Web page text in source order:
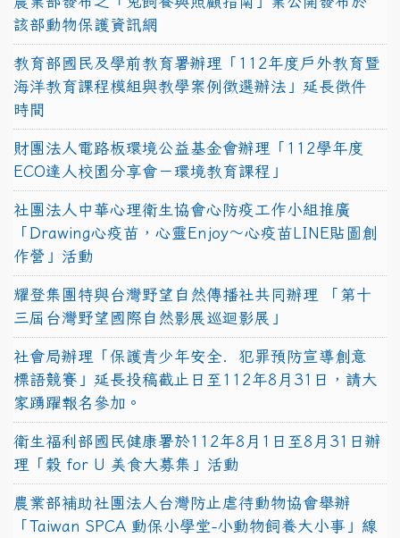
該部動物保護資訊網
教育部國民及學前教育署辦理「112年度戶外教育暨
海洋教育課程模組與教學案例徵選辦法」延長徵件
時間
財團法人電路板環境公益基金會辦理「112學年度
ECO達人校園分享會－環境教育課程」
社團法人中華心理衛生協會心防疫工作小組推廣
「Drawing心疫苗，心靈Enjoy〜心疫苗LINE貼圖創
作營」活動
耀登集團特與台灣野望自然傳播社共同辦理 「第十
三屆台灣野望國際自然影展巡迴影展」
社會局辦理「保護青少年安全．犯罪預防宣導創意
標語競賽」延長投稿截止日至112年8月31日，請大
家踴躍報名參加。
衛生福利部國民健康署於112年8月1日至8月31日辦
理「穀 for U 美食大募集」活動
農業部補助社團法人台灣防止虐待動物協會舉辦
「Taiwan SPCA 動保小學堂-小動物飼養大小事」線